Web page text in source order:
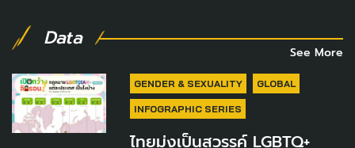
Data
See More
GENDER & SEXUALITY GLOBAL
INFOGRAPHIC SERIES
ไทยมุ่งเป็นสวรรค์ LGBTQ+